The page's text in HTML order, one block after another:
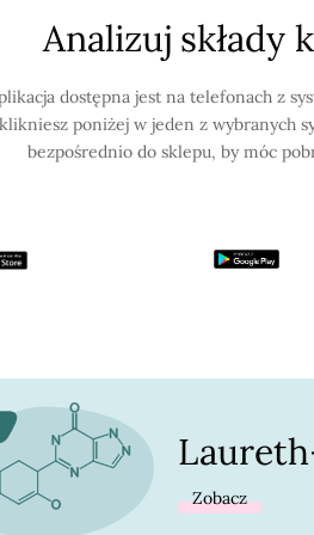
Analizuj składy
dostępna jest na telefonach z
poniżej w jeden z wybranych
bezpośrednio do sklepu, by móc
Zobacz